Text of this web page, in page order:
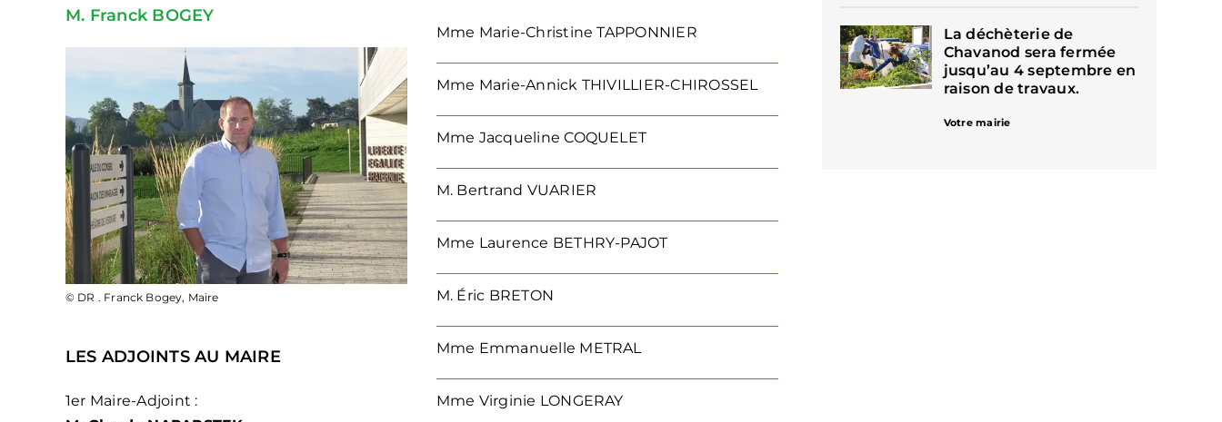
M. Franck BOGEY
© DR . Franck Bogey, Maire
LES ADJOINTS AU MAIRE
1er Maire-Adjoint :
Mme Marie-Christine TAPPONNIER
Mme Marie-Annick THIVILLIER-CHIROSSEL
Mme Jacqueline COQUELET
M. Bertrand VUARIER
Mme Laurence BETHRY-PAJOT
M. Éric BRETON
Mme Emmanuelle METRAL
Mme Virginie LONGERAY
La déchèterie de
Chavanod sera fermée
jusqu’au 4 septembre en
raison de travaux.
Votre mairie